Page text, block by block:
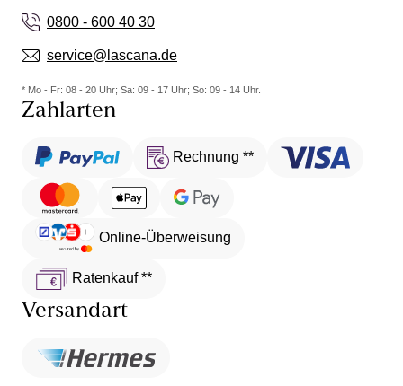
0800 - 600 40 30
service@lascana.de
* Mo - Fr: 08 - 20 Uhr; Sa: 09 - 17 Uhr; So: 09 - 14 Uhr.
Zahlarten
Rechnung **
Online-Überweisung
Ratenkauf **
Versandart